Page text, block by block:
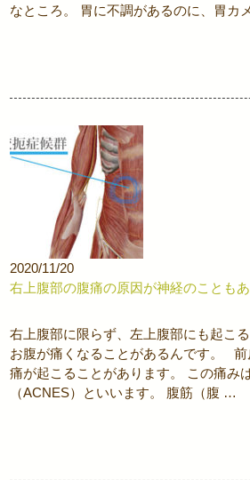
なところ。 胃に不調があるのに、胃カ
2020/11/20
右上腹部の腹痛の原因が神経のことも
右上腹部に限らず、左上腹部にも起こ
お腹が痛くなることがあるんです。 前
痛が起こることがあります。 この痛み
（ACNES）といいます。 腹筋（腹 …